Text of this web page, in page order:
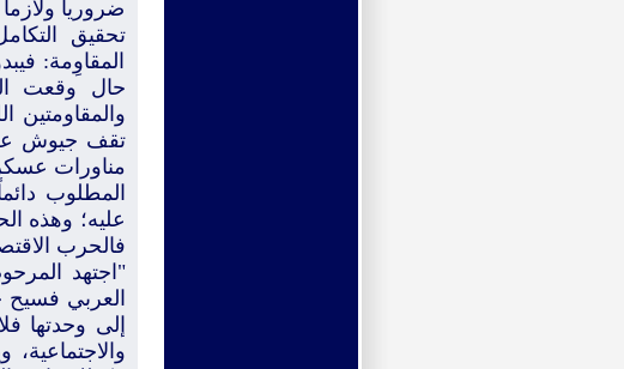
ضرورياً
تحقيق
المقاوِمة:
حال وقعت
والمقاومتين
تقف جيوش
مناورات
المطلوب
عليه؛ وهذه
فالحرب
"اجتهد
العربي
إلى وحدتها